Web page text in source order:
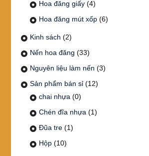
Hoa đăng giấy (4)
Hoa đăng mút xốp (6)
Kinh sách (2)
Nến hoa đăng (33)
Nguyên liệu làm nến (3)
Sản phẩm bán sỉ (12)
chai nhựa (0)
Chén đĩa nhựa (1)
Đũa tre (1)
Hộp (10)